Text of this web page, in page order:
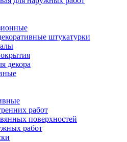
штукатурки
декора
работ
поверхностей
работ